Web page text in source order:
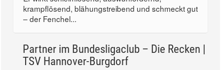
Er wirkt schleimlösend, auswurffördernd,
krampflösend, blähungstreibend und schmeckt gut